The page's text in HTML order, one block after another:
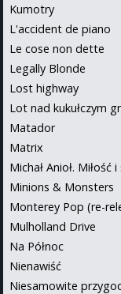
Kumotry
L'accident de piano
Le cose non dette
Legally Blonde
Lost highway
Lot nad kukułczym
Matador
Matrix
Michał Anioł. Miłość
Minions & Monsters
Monterey Pop (re-
Mulholland Drive
Na Północ
Nienawiść
Niesamowite